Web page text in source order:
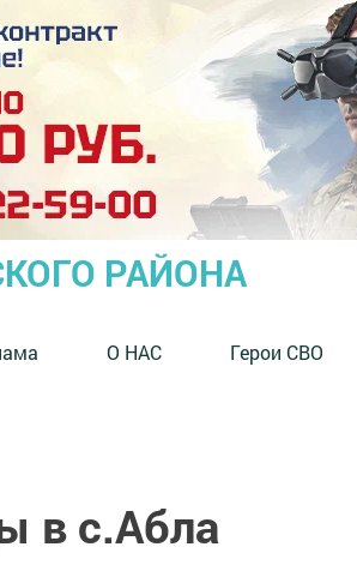
РАЙОНА
О НАС Герои СВО
в с.Абла